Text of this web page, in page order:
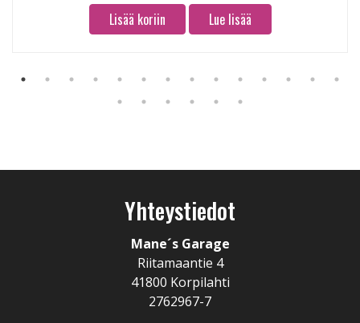
Lisää koriin Lue lisää
Yhteystiedot
Mane´s Garage
Riitamaantie 4
41800 Korpilahti
2762967-7